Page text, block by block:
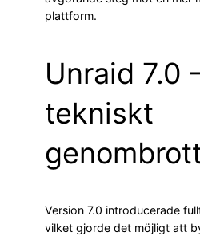
plattform.
Unraid 7.0
tekniskt
Version 7.0 introducerade
vilket gjorde det möjligt att